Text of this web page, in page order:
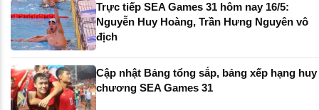
Trực tiếp SEA Games 31 hôm nay 16/5:
Nguyễn Huy Hoàng, Trần Hưng Nguyên vô
địch
Cập nhật Bảng tổng sắp, bảng xếp hạng huy
chương SEA Games 31